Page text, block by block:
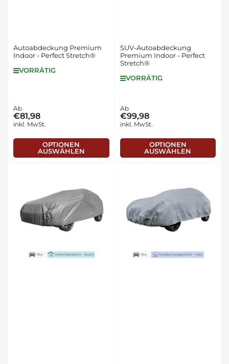
Autoabdeckung Premium
Indoor - Perfect Stretch®
VORRÄTIG
Normaler
Preis
Ab
€81,98
inkl. MwSt.
OPTIONEN
AUSWÄHLEN
SUV-Autoabdeckung
Premium Indoor - Perfect
Stretch®
VORRÄTIG
Normaler
Preis
Ab
€99,98
inkl. MwSt.
OPTIONEN
AUSWÄHLEN